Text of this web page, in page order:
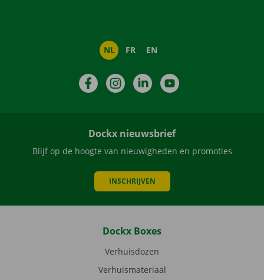
NL FR EN
FacebookInstagramLinkedIn
Dockx nieuwsbrief
Blijf op de hoogte van nieuwigheden en promoties
INSCHRIJVEN
Dockx Boxes
Verhuisdozen
Verhuismateriaal